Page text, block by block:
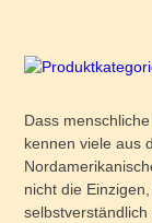
Dass
kennen viele aus
nicht die